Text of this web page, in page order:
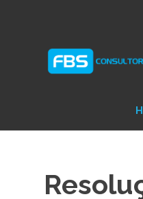
Protheus
TOTVS